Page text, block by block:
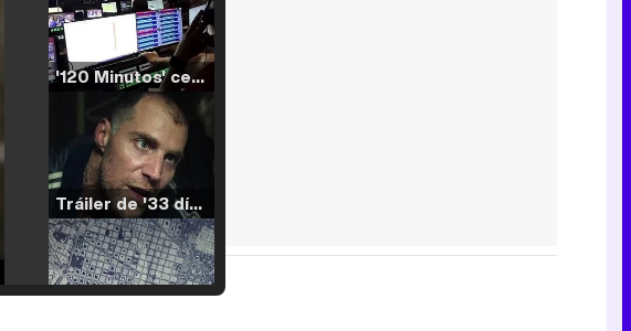
'120 Minutos' celebra sus 2.000 programas en Telemadrid con un vídeo del día a día en la redacción
Tráiler de '33 días', la nueva serie de Atresplayer con Julián Villagrán y José Manuel Poga